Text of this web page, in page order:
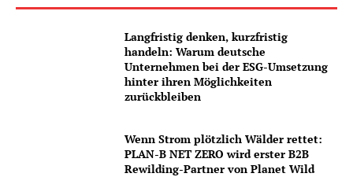
Langfristig denken, kurzfristig
handeln: Warum deutsche
Unternehmen bei der ESG-Umsetzung
hinter ihren Möglichkeiten
zurückbleiben
Wenn Strom plötzlich Wälder rettet:
PLAN-B NET ZERO wird erster B2B
Rewilding-Partner von Planet Wild